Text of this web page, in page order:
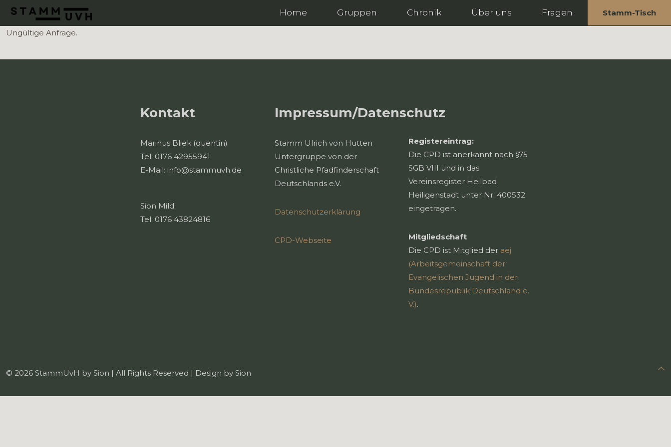
Home Gruppen Chronik Über uns Fragen Stamm-Tisch
Ungültige Anfrage.
Kontakt
Marinus Bliek (quentin)
Tel: 0176 42955941
E-Mail: info@stammuvh.de
Sion Mild
Tel: 0176 43824816
Impressum/Datenschutz
Stamm Ulrich von Hutten
Untergruppe von der
Christliche Pfadfinderschaft
Deutschlands e.V.
Datenschutzerklärung
CPD-Webseite
Registereintrag:
Die CPD ist anerkannt nach §75
SGB VIII und in das
Vereinsregister Heilbad
Heiligenstadt unter Nr. 400532
eingetragen.
Mitgliedschaft
Die CPD ist Mitglied der aej
(Arbeitsgemeinschaft der
Evangelischen Jugend in der
Bundesrepublik Deutschland e.
V.).
© 2026 StammUvH by Sion | All Rights Reserved | Design by Sion